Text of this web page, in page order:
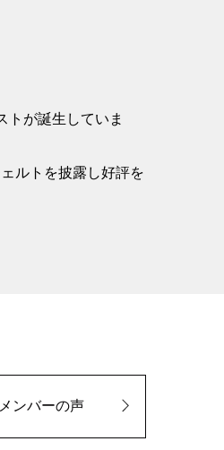
トが誕生していま
ルトを披露し好評を
ンバーの声